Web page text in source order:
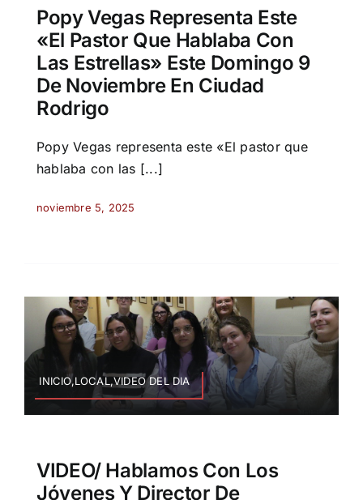
Popy Vegas Representa Este
«El Pastor Que Hablaba Con
Las Estrellas» Este Domingo 9
De Noviembre En Ciudad
Rodrigo
Popy Vegas representa este «El pastor que
hablaba con las [...]
noviembre 5, 2025
INICIO,LOCAL,VIDEO DEL DIA
VIDEO/ Hablamos Con Los
Jóvenes Y Director De